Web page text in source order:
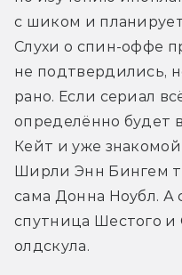
с шиком и
Слухи о спин-оффе
не подтвердились,
рано. Если сериал
определённо будет
Кейт и уже
Ширли Энн Бингем
сама Донна Ноубл. А
спутница Шестого и
олдскула.